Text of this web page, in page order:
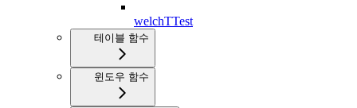
welchTTest
테이블 함수
윈도우 함수